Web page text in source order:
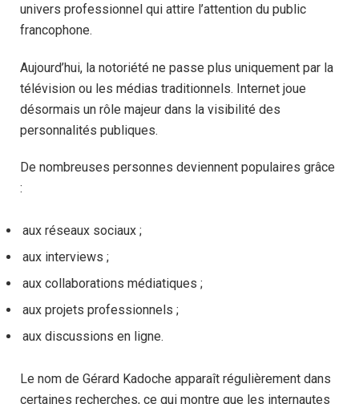
univers professionnel qui attire l’attention du public
francophone.
Aujourd’hui, la notoriété ne passe plus uniquement par la
télévision ou les médias traditionnels. Internet joue
désormais un rôle majeur dans la visibilité des
personnalités publiques.
De nombreuses personnes deviennent populaires grâce
:
aux réseaux sociaux ;
aux interviews ;
aux collaborations médiatiques ;
aux projets professionnels ;
aux discussions en ligne.
Le nom de Gérard Kadoche apparaît régulièrement dans
certaines recherches, ce qui montre que les internautes